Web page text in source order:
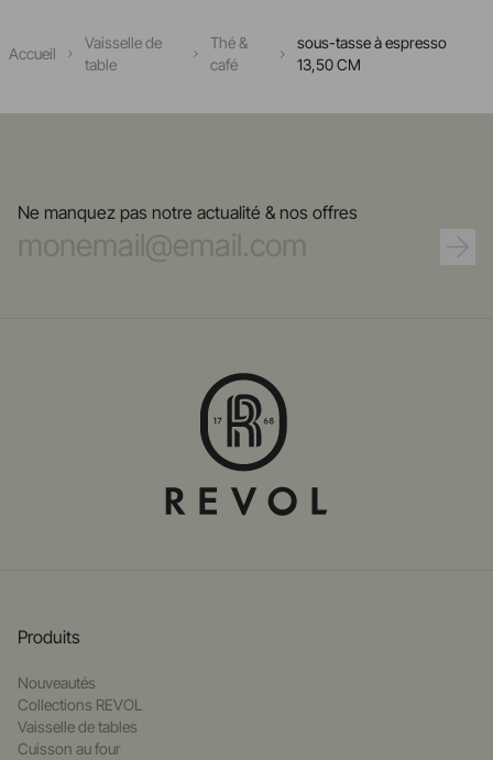
Accueil
Vaisselle de
table
Thé &
café
sous-tasse à espresso
13,50 CM
Ne manquez pas notre actualité & nos offres
Produits
Nouveautés
Collections REVOL
Vaisselle de tables
Cuisson au four